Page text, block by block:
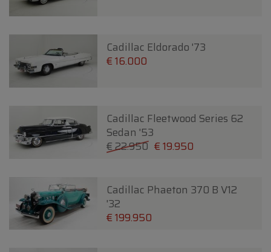
Cadillac Eldorado '73
€ 16.000
Cadillac Fleetwood Series 62
Sedan '53
€ 22.950 € 19.950
Cadillac Phaeton 370 B V12
'32
€ 199.950